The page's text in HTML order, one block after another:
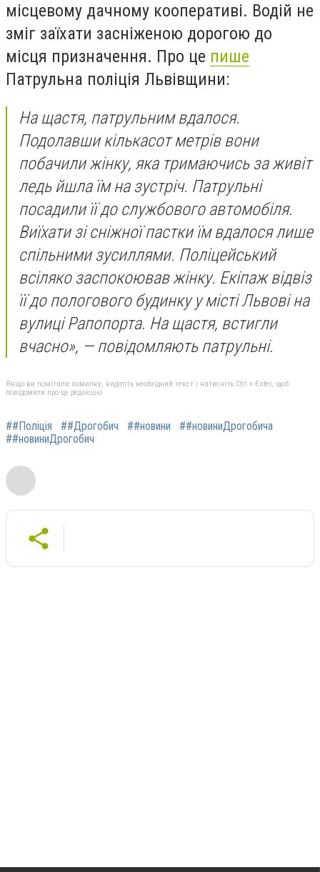
місцевому дачному кооперативі. Водій не
зміг заїхати засніженою дорогою до
місця призначення. Про це пише
Патрульна поліція Львівщини:
На щастя, патрульним вдалося.
Подолавши кількасот метрів вони
побачили жінку, яка тримаючись за живіт
ледь йшла їм на зустріч. Патрульні
посадили її до службового автомобіля.
Виїхати зі сніжної пастки їм вдалося лише
спільними зусиллями. Поліцейський
всіляко заспокоював жінку. Екіпаж відвіз
її до пологового будинку у місті Львові на
вулиці Рапопорта. На щастя, встигли
вчасно», — повідомляють патрульні.
Якщо ви помітили помилку, виділіть необхідний текст і натисніть Ctrl + Enter, щоб
повідомити про це редакцію
##Поліція ##Дрогобич ##новини
##новиниДрогобича
##новиниДрогобич